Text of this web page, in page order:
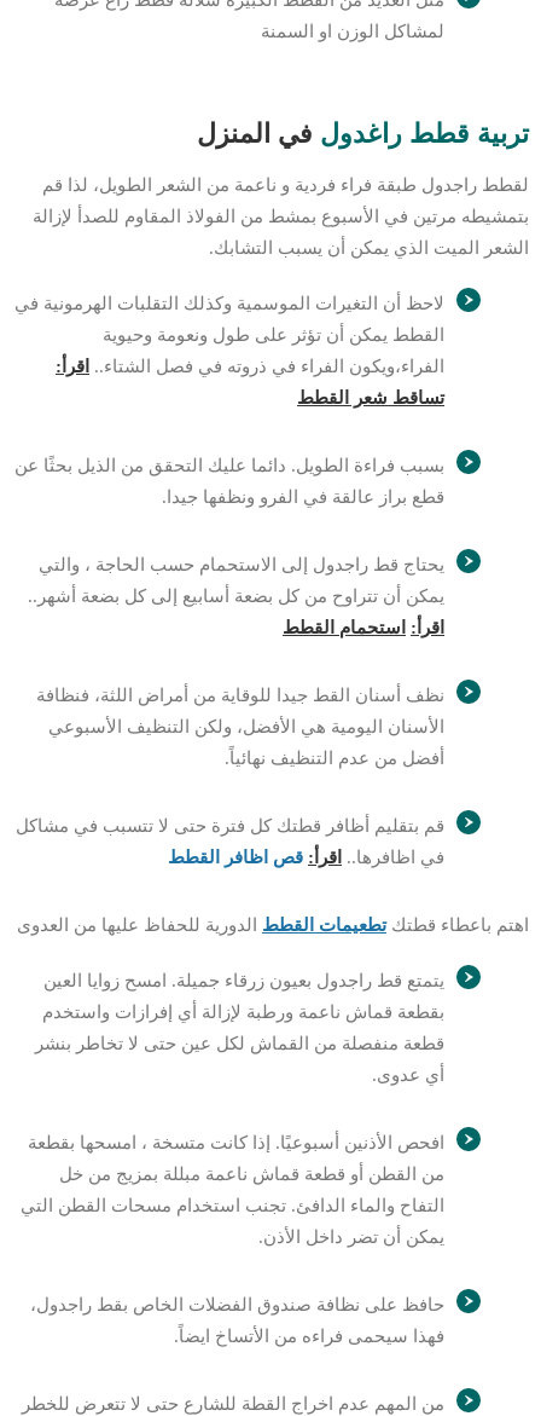
لمشاكل الوزن او السمنة
تربية قطط راغدول في المنزل
لقطط راجدول طبقة فراء فردية و ناعمة من الشعر الطويل، لذا قم
بتمشيطه مرتين في الأسبوع بمشط من الفولاذ المقاوم للصدأ لإزالة
الشعر الميت الذي يمكن أن يسبب التشابك.
لاحظ أن التغيرات الموسمية وكذلك التقلبات الهرمونية في
القطط يمكن أن تؤثر على طول ونعومة وحيوية
الفراء،ويكون الفراء في ذروته في فصل الشتاء.. اقرأ:
تساقط شعر القطط
بسبب فراءة الطويل. دائما عليك التحقق من الذيل بحثًا عن
قطع براز عالقة في الفرو ونظفها جيدا.
يحتاج قط راجدول إلى الاستحمام حسب الحاجة ، والتي
يمكن أن تتراوح من كل بضعة أسابيع إلى كل بضعة أشهر..
اقرأ:
استحمام القطط
نظف أسنان القط جيدا للوقاية من أمراض اللثة، فنظافة
الأسنان اليومية هي الأفضل، ولكن التنظيف الأسبوعي
أفضل من عدم التنظيف نهائياً.
قم بتقليم أظافر قطتك كل فترة حتى لا تتسبب في مشاكل
في اظافرها.. اقرأ: قص اظافر القطط
اهتم باعطاء قطتكتطعيمات القطط الدورية للحفاظ عليها من العدوى
يتمتع قط راجدول بعيون زرقاء جميلة. امسح زوايا العين
بقطعة قماش ناعمة ورطبة لإزالة أي إفرازات واستخدم
قطعة منفصلة من القماش لكل عين حتى لا تخاطر بنشر
أي عدوى.
افحص الأذنين أسبوعيًا. إذا كانت متسخة ، امسحها بقطعة
من القطن أو قطعة قماش ناعمة مبللة بمزيج من خل
التفاح والماء الدافئ. تجنب استخدام مسحات القطن التي
يمكن أن تضر داخل الأذن.
حافظ على نظافة صندوق الفضلات الخاص بقط راجدول،
فهذا سيحمى فراءه من الأتساخ ايضاً.
من المهم عدم اخراج القطة للشارع حتى لا تتعرض للخطر